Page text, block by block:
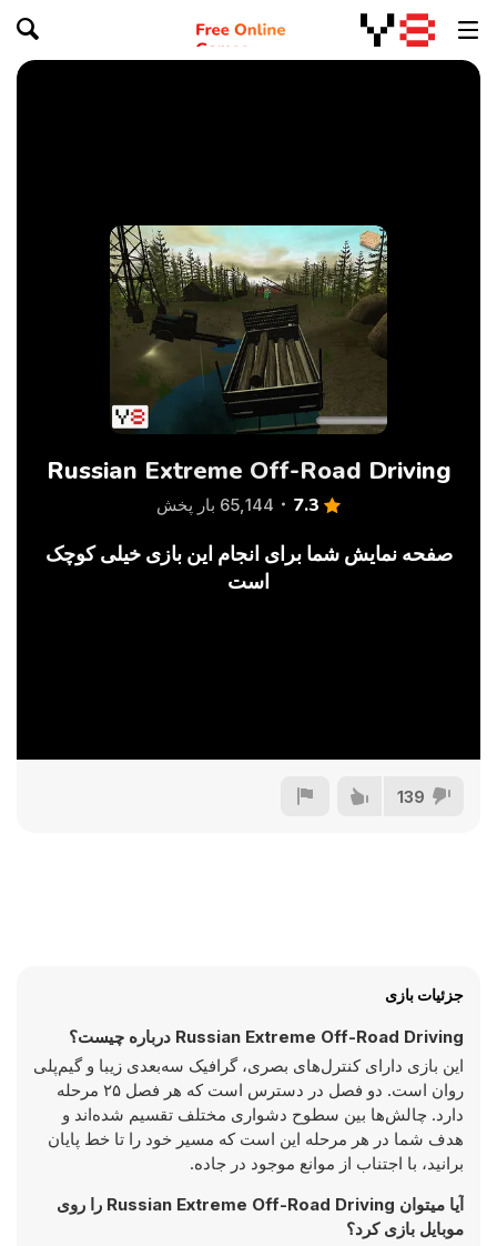
Russian Extreme Off-Road Driving
7.3 65,144 بار پخش
صفحه نمایش شما برای انجام این بازی خیلی کوچک
است
139
جزئیات بازی
Russian Extreme Off-Road Driving درباره چیست؟
این بازی دارای کنترل‌های بصری، گرافیک سه‌بعدی زیبا و گیم‌پلی
روان است. دو فصل در دسترس است که هر فصل ۲۵ مرحله
دارد. چالش‌ها بین سطوح دشواری مختلف تقسیم شده‌اند و
هدف شما در هر مرحله این است که مسیر خود را تا خط پایان
برانید، با اجتناب از موانع موجود در جاده.
آیا میتوان Russian Extreme Off-Road Driving را روی
موبایل بازی کرد؟